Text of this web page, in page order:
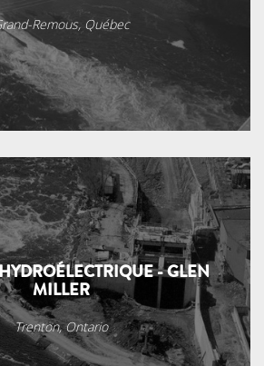
Remous, Québec
- GLEN
MILLER
Trenton, Ontario